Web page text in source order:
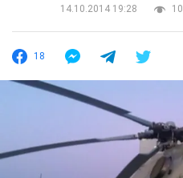
14.10.2014 19:28
18